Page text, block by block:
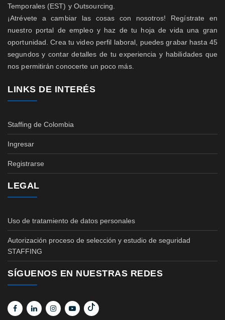
Temporales (EST) y Outsourcing.
¡Atrévete a cambiar las cosas con nosotros! Regístrate en
nuestro portal de empleo y haz de tu hoja de vida una gran
oportunidad. Crea tu video perfil laboral, puedes grabar hasta 45
segundos y contar detalles de tu experiencia y habilidades que
nos permitirán conocerte un poco más.
LINKS DE INTERÉS
Staffing de Colombia
Ingresar
Registrarse
LEGAL
Uso de tratamiento de datos personales
Autorización proceso de selección y estudio de seguridad
STAFFING
SÍGUENOS EN NUESTRAS REDES